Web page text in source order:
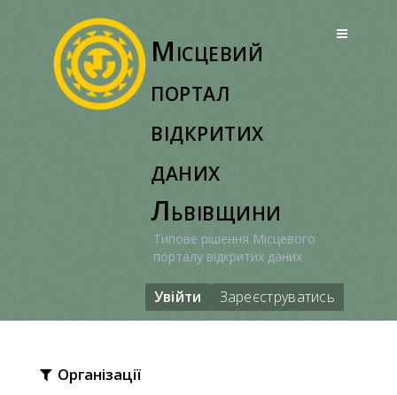
Місцевий
портал
відкритих
даних
Львівщини
Типове рішення Місцевого
порталу відкритих даних
Увійти Зареєструватись
Організації